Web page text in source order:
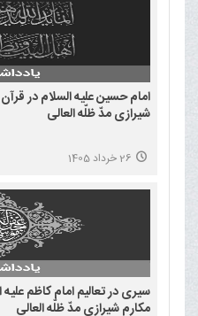
امام حسین علیه السلام در
شیرازی مدّ ظلّه العالی
26 خرداد 1405
سیری در تعالیم امام کاظم علیه
مکارم شیرازی مدّ ظلّه العالی